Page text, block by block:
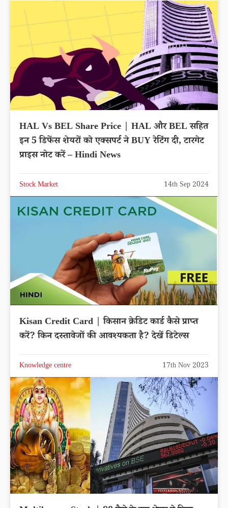
HAL Vs BEL Share Price | HAL और BEL सहित
इन 5 डिफेंस शेयरों को एक्सपर्ट ने BUY रेटिंग दी, टारगेट
प्राइस नोट करें – Hindi News
Stock Market 14th Sep 2024
Kisan Credit Card | किसान क्रेडिट कार्ड कैसे प्राप्त
करें? किन दस्तावेजों की आवश्यकता है? देखें डिटेल्स
Knowledge centre 17th Nov 2023